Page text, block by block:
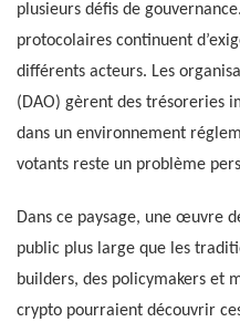
plusieurs défis de
protocolaires continuent
différents acteurs. Les
(DAO) gèrent des trésoreries
dans un environnement
votants reste un problème
Dans ce paysage, une œuvre
public plus large que les
builders, des policymakers et
crypto pourraient découvrir